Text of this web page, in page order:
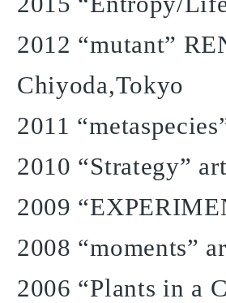
2012 “mutant”
Chiyoda,Tokyo
2011
2010 “Strategy”
2009
2008 “moments”
2006 “Plants in a